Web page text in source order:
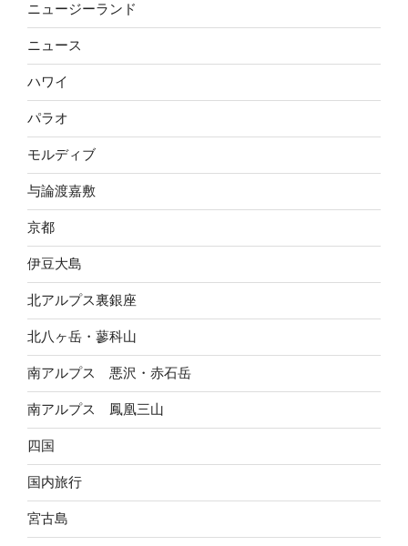
ニュージーランド
ニュース
ハワイ
パラオ
モルディブ
与論渡嘉敷
京都
伊豆大島
北アルプス裏銀座
北八ヶ岳・蓼科山
南アルプス 悪沢・赤石岳
南アルプス 鳳凰三山
四国
国内旅行
宮古島